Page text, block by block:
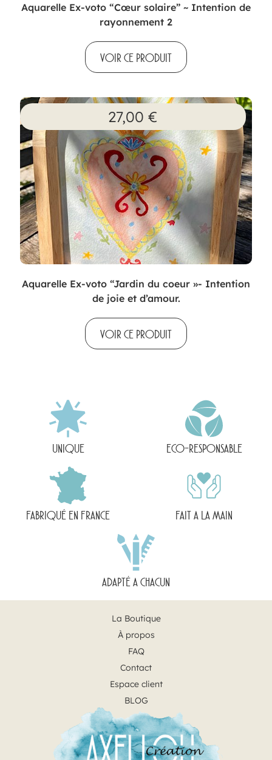
Aquarelle Ex-voto “Cœur solaire” ~ Intention de
rayonnement 2
VOIR CE PRODUIT
27,00 €
Aquarelle Ex-voto “Jardin du coeur »- Intention
de joie et d’amour.
VOIR CE PRODUIT
UNIQUE ECO-RESPONSABLE
FABRIQUÉ EN FRANCE FAIT A LA MAIN
ADAPTÉ A CHACUN
La Boutique
À propos
FAQ
Contact
Espace client
BLOG